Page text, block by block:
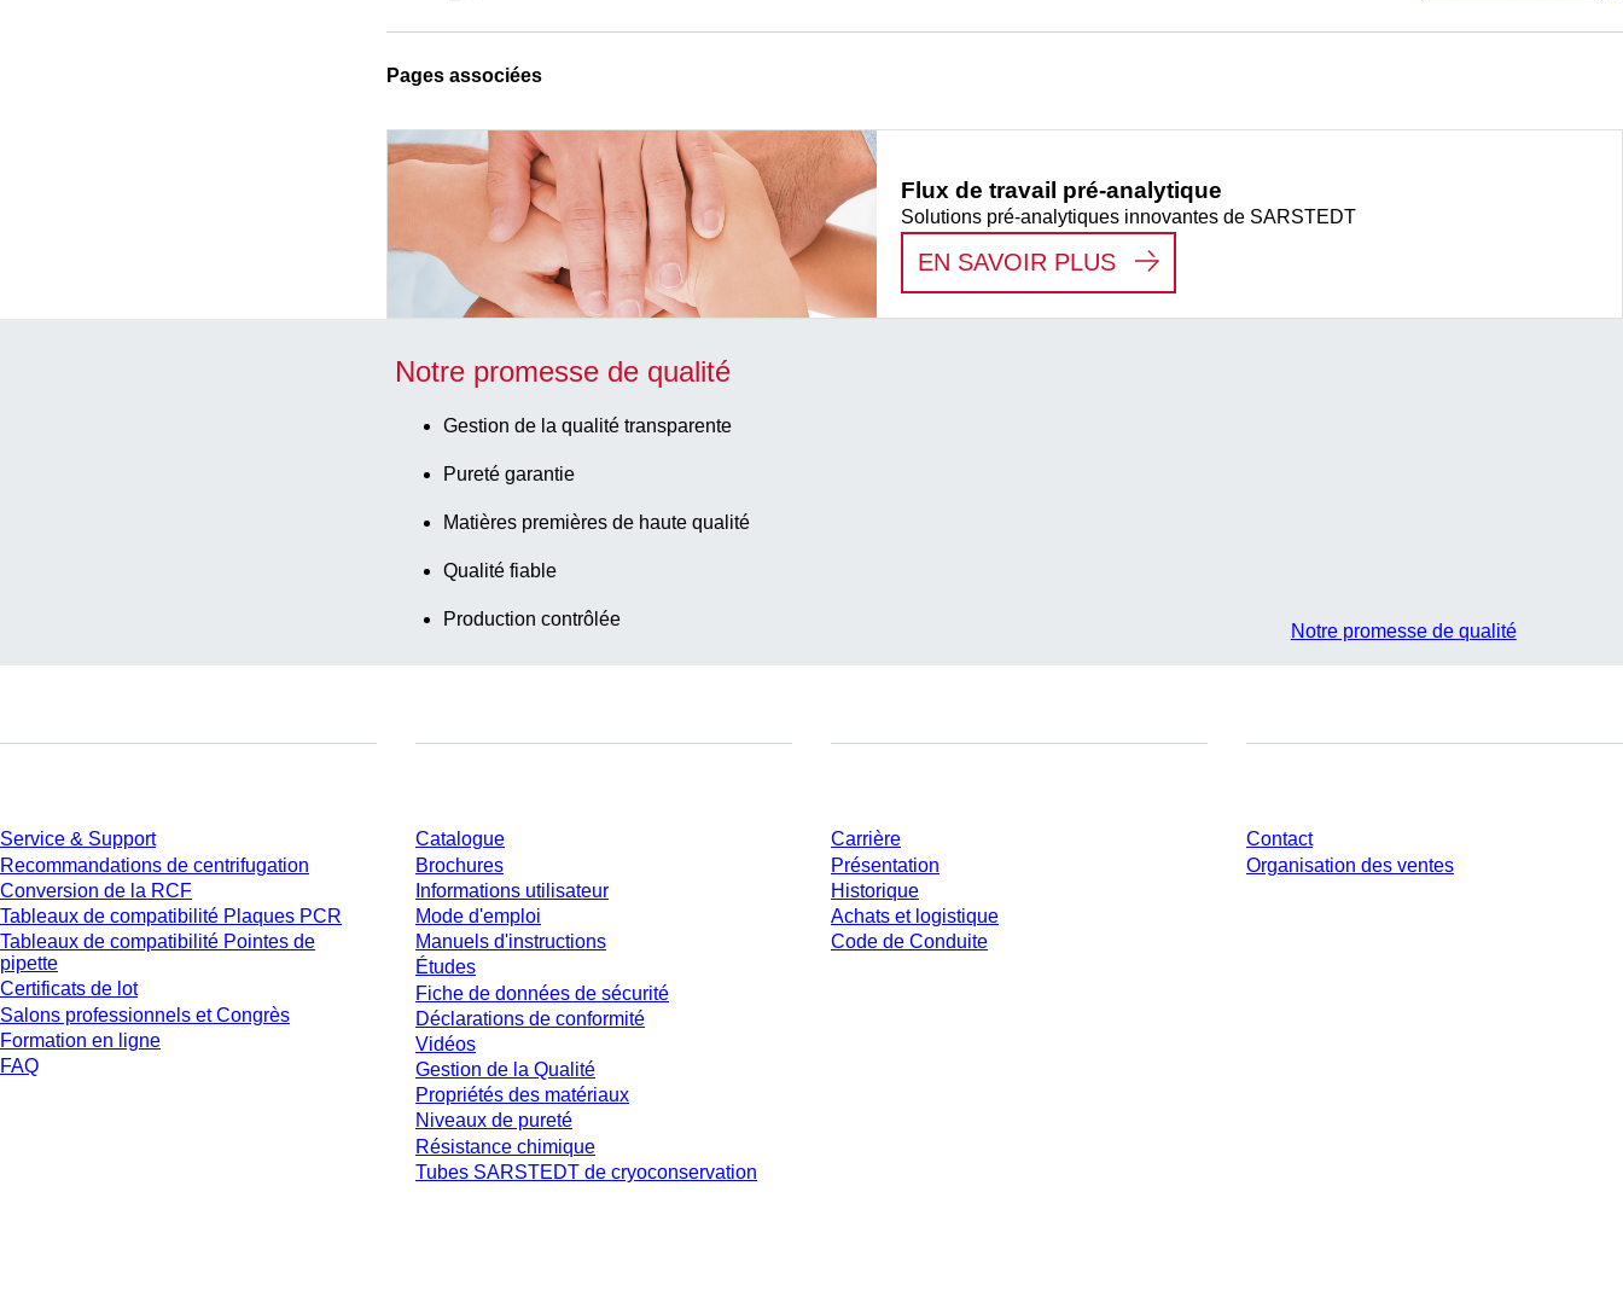
Pages associées
Flux de travail pré-analytique
Solutions pré-analytiques innovantes de SARSTEDT
EN SAVOIR PLUS: FLUX DE TRAVAIL PRÉ-ANALYTIQUE
Notre promesse de qualité
Gestion de la qualité transparente
Pureté garantie
Matières premières de haute qualité
Qualité fiable
Production contrôlée
Notre promesse de qualité
Service & Support
Recommandations de centrifugation
Conversion de la RCF
Tableaux de compatibilité Plaques PCR
Tableaux de compatibilité Pointes de
pipette
Certificats de lot
Salons professionnels et Congrès
Formation en ligne
FAQ
Catalogue
Brochures
Informations utilisateur
Mode d'emploi
Manuels d'instructions
Études
Fiche de données de sécurité
Déclarations de conformité
Vidéos
Gestion de la Qualité
Propriétés des matériaux
Niveaux de pureté
Résistance chimique
Tubes SARSTEDT de cryoconservation
Carrière
Présentation
Historique
Achats et logistique
Code de Conduite
Contact
Organisation des ventes